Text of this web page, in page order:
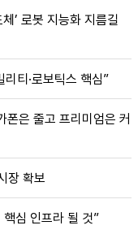
’ 로봇 지능화 지름길
티·로보틱스 핵심”
은 줄고 프리미엄은 커
장 확보
심 인프라 될 것”